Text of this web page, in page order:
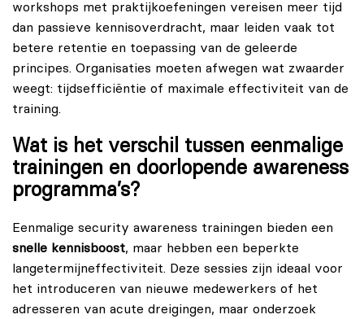
workshops met praktijkoefeningen vereisen meer tijd
dan passieve kennisoverdracht, maar leiden vaak tot
betere retentie en toepassing van de geleerde
principes. Organisaties moeten afwegen wat zwaarder
weegt: tijdsefficiëntie of maximale effectiviteit van de
training.
Wat is het verschil tussen eenmalige
trainingen en doorlopende awareness
programma’s?
Eenmalige security awareness trainingen bieden een
snelle kennisboost, maar hebben een beperkte
langetermijneffectiviteit. Deze sessies zijn ideaal voor
het introduceren van nieuwe medewerkers of het
adresseren van acute dreigingen, maar onderzoek